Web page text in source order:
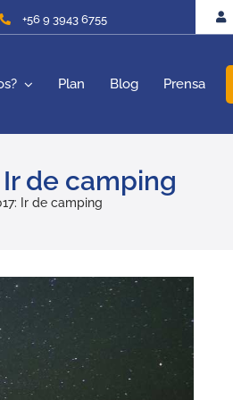
+56 9 3943 6755
Plan Blog Prensa
de camping
Ir de camping